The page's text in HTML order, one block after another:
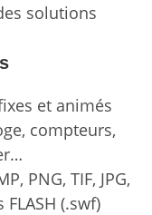
solutions
et animés
compteurs,
PNG, TIF, JPG,
(.swf)